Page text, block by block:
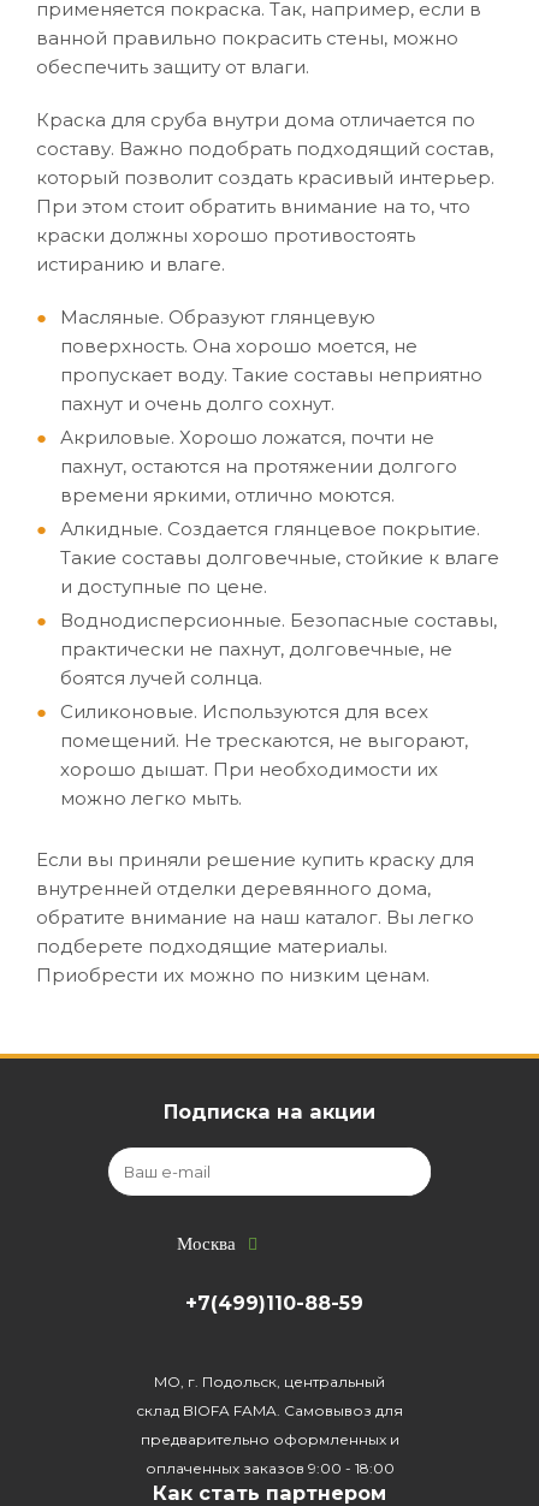
применяется покраска. Так, например, если в
ванной правильно покрасить стены, можно
обеспечить защиту от влаги.
Краска для сруба внутри дома отличается по
составу. Важно подобрать подходящий состав,
который позволит создать красивый интерьер.
При этом стоит обратить внимание на то, что
краски должны хорошо противостоять
истиранию и влаге.
Масляные. Образуют глянцевую
поверхность. Она хорошо моется, не
пропускает воду. Такие составы неприятно
пахнут и очень долго сохнут.
Акриловые. Хорошо ложатся, почти не
пахнут, остаются на протяжении долгого
времени яркими, отлично моются.
Алкидные. Создается глянцевое покрытие.
Такие составы долговечные, стойкие к влаге
и доступные по цене.
Воднодисперсионные. Безопасные составы,
практически не пахнут, долговечные, не
боятся лучей солнца.
Силиконовые. Используются для всех
помещений. Не трескаются, не выгорают,
хорошо дышат. При необходимости их
можно легко мыть.
Если вы приняли решение купить краску для
внутренней отделки деревянного дома,
обратите внимание на наш каталог. Вы легко
подберете подходящие материалы.
Приобрести их можно по низким ценам.
Подписка на акции
Москва
+7(499)110-88-59
МО, г. Подольск, центральный
склад BIOFA FAMA. Самовывоз для
предварительно оформленных и
оплаченных заказов 9:00 - 18:00
Как стать партнером